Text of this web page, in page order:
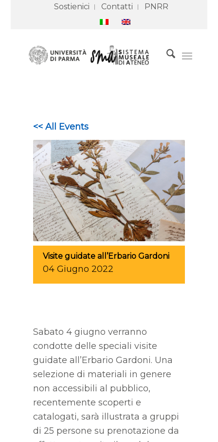
Sostienici Contatti PNRR
<< All Events
Visite guidate all’Erbario Gardoni
04 Giugno 2022
Sabato 4 giugno verranno
condotte delle speciali visite
guidate all’Erbario Gardoni. Una
selezione di materiali in genere
non accessibili al pubblico,
recentemente scoperti e
catalogati, sarà illustrata a gruppi
di 25 persone su prenotazione da